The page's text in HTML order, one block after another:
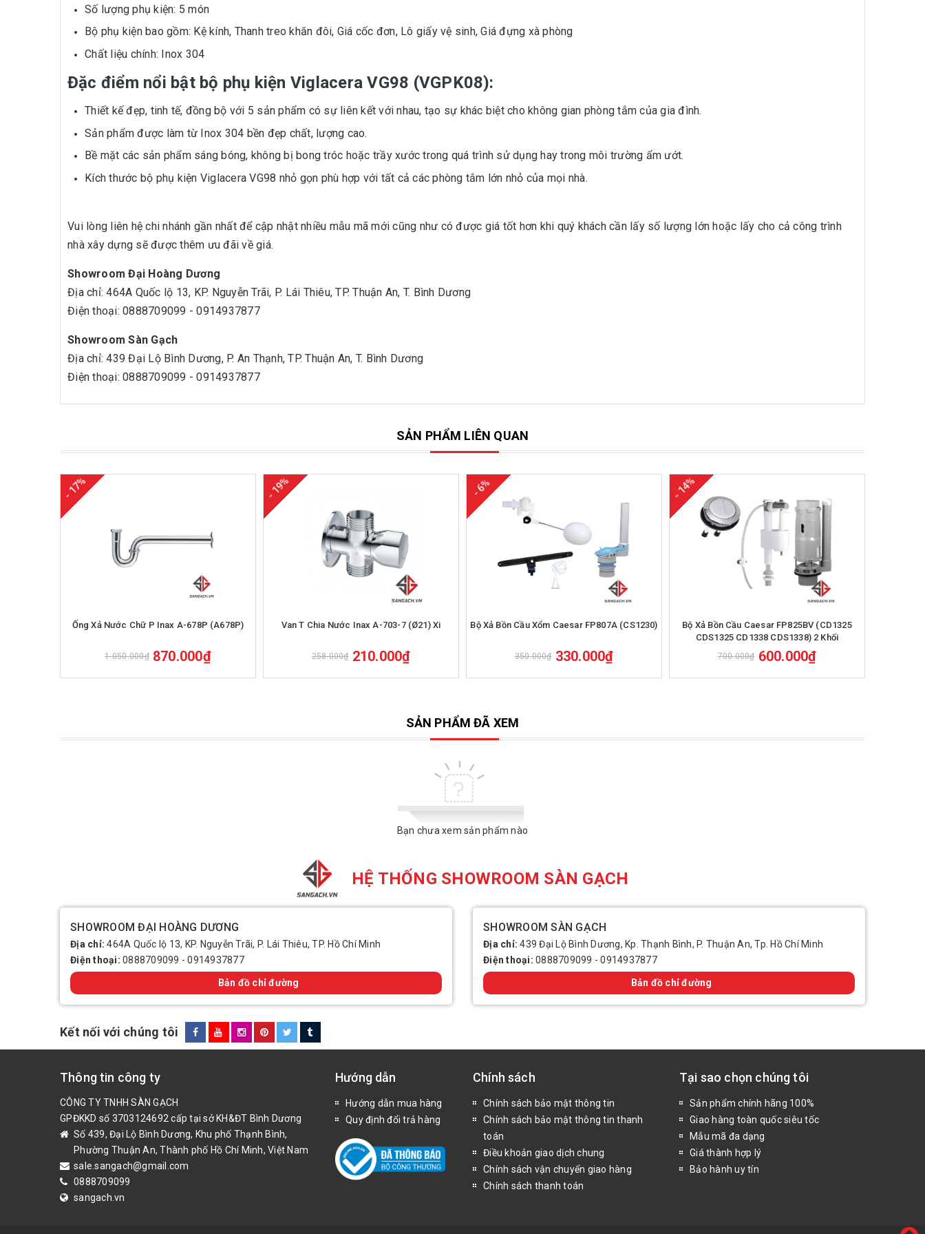
Số lượng phụ kiện: 5 món
Bộ phụ kiện bao gồm: Kệ kính, Thanh treo khăn đôi, Giá cốc đơn, Lô giấy vệ sinh, Giá đựng xà phòng
Chất liệu chính: Inox 304
Đặc điểm nổi bật bộ phụ kiện Viglacera VG98 (VGPK08):
Thiết kế đẹp, tinh tế, đồng bộ với 5 sản phẩm có sự liên kết với nhau, tạo sự khác biệt cho không gian phòng tắm của gia đình.
Sản phẩm được làm từ Inox 304 bền đẹp chất, lượng cao.
Bề mặt các sản phẩm sáng bóng, không bị bong tróc hoặc trầy xước trong quá trình sử dụng hay trong môi trường ẩm ướt.
Kích thước bộ phụ kiện Viglacera VG98 nhỏ gọn phù hợp với tất cả các phòng tắm lớn nhỏ của mọi nhà.
Vui lòng liên hệ chi nhánh gần nhất để cập nhật nhiều mẫu mã mới cũng như có được giá tốt hơn khi quý khách cần lấy số lượng lớn hoặc lấy cho cả công trình
nhà xây dựng sẽ được thêm ưu đãi về giá.
Showroom Đại Hoàng Dương
Địa chỉ: 464A Quốc lộ 13, KP. Nguyễn Trãi, P. Lái Thiêu, TP. Thuận An, T. Bình Dương
Điện thoại: 0888709099 - 0914937877
Showroom Sàn Gạch
Địa chỉ: 439 Đại Lộ Bình Dương, P. An Thạnh, TP. Thuận An, T. Bình Dương
Điện thoại: 0888709099 - 0914937877
SẢN PHẨM LIÊN QUAN
- 17%
Ống Xả Nước Chữ P Inax A-678P (A678P)
1.050.000₫ 870.000₫
- 19%
Van T Chia Nước Inax A-703-7 (Ø21) Xi
258.000₫ 210.000₫
- 6%
Bộ Xả Bồn Cầu Xổm Caesar FP807A (CS1230)
350.000₫ 330.000₫
- 14%
Bộ Xả Bồn Cầu Caesar FP825BV (CD1325
CDS1325 CD1338 CDS1338) 2 Khối
700.000₫ 600.000₫
SẢN PHẨM ĐÃ XEM
Bạn chưa xem sản phẩm nào
HỆ THỐNG SHOWROOM SÀN GẠCH
SHOWROOM ĐẠI HOÀNG DƯƠNG
Địa chỉ:464A Quốc lộ 13, KP. Nguyễn Trãi, P. Lái Thiêu, TP. Hồ Chí Minh
Điện thoại: 0888709099 -0914937877
Bản đồ chỉ đường
SHOWROOM SÀN GẠCH
Địa chỉ:439 Đại Lộ Bình Dương, Kp. Thạnh Bình, P. Thuận An, Tp. Hồ Chí Minh
Điện thoại: 0888709099 -0914937877
Bản đồ chỉ đường
Kết nối với chúng tôi
Thông tin công ty
CÔNG TY TNHH SÀN GẠCH
GPĐKKD số 3703124692 cấp tại sở KH&ĐT Bình Dương
Số 439, Đại Lộ Bình Dương, Khu phố Thạnh Bình,
Phường Thuận An, Thành phố Hồ Chí Minh, Việt Nam
sale.sangach@gmail.com
0888709099
sangach.vn
Hướng dẫn
Hướng dẫn mua hàng
Quy định đổi trả hàng
Chính sách
Chính sách bảo mật thông tin
Chính sách bảo mật thông tin thanh
toán
Điều khoản giao dịch chung
Chính sách vận chuyển giao hàng
Chính sách thanh toán
Tại sao chọn chúng tôi
Sản phẩm chính hãng 100%
Giao hàng toàn quốc siêu tốc
Mẫu mã đa dạng
Giá thành hợp lý
Bảo hành uy tín